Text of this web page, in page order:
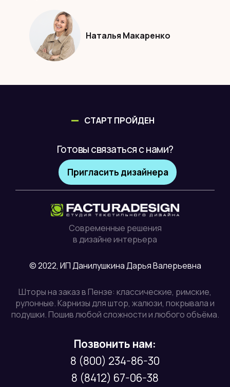
Наталья Макаренко
СТАРТ ПРОЙДЕН
Готовы связаться с нами?
Пригласить дизайнера
Современные решения
в дизайне интерьера
© 2022, ИП Данилушкина Дарья Валерьевна
Шторы на заказ в Пензе: классические, римские,
рулонные. Карнизы для штор, жалюзи, покрывала и
подушки. Пошив любой сложности и любого объёма.
Позвонить нам:
8 (800) 234-86-30
8 (8412) 67-06-38